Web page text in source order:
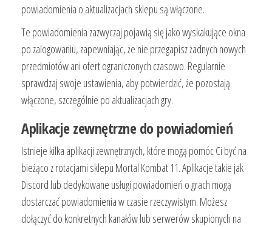
powiadomienia o aktualizacjach sklepu są włączone.
Te powiadomienia zazwyczaj pojawią się jako wyskakujące okna
po zalogowaniu, zapewniając, że nie przegapisz żadnych nowych
przedmiotów ani ofert ograniczonych czasowo. Regularnie
sprawdzaj swoje ustawienia, aby potwierdzić, że pozostają
włączone, szczególnie po aktualizacjach gry.
Aplikacje zewnętrzne do powiadomień
Istnieje kilka aplikacji zewnętrznych, które mogą pomóc Ci być na
bieżąco z rotacjami sklepu Mortal Kombat 11. Aplikacje takie jak
Discord lub dedykowane usługi powiadomień o grach mogą
dostarczać powiadomienia w czasie rzeczywistym. Możesz
dołączyć do konkretnych kanałów lub serwerów skupionych na